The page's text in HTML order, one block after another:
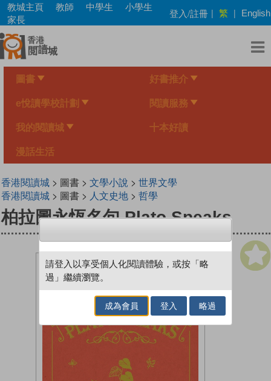
Skip
main
content
教城主頁 教師 中學生
小學生
家長
登入/註冊 | 繁 | English
圖書 好書推介
e悅讀學校計劃 閱讀服務
我的閱讀城 十本好讀
漫話生活
香港閱讀城> 圖書 > 文學小說 > 世界文學
香港閱讀城> 圖書 > 人文史地> 哲學
柏拉圖永恆名句 Plato Speaks
請登入以享受個人化閱讀體驗，或按「略
過」繼續瀏覽。
成為會員 登入 略過